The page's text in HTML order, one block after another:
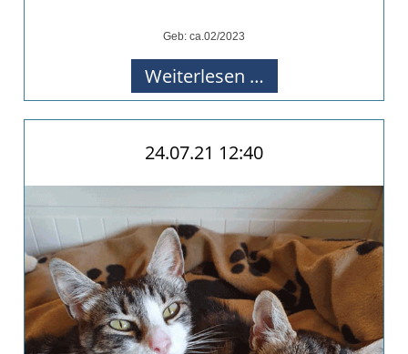
Geb: ca.02/2023
Weiterlesen …Sami
(FIV-
auf
PS
in
NRW)
24.07.21 12:40